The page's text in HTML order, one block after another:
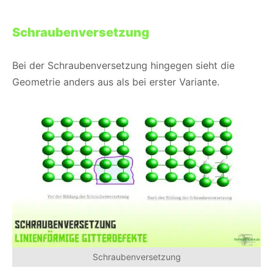
Schraubenversetzung
Bei der Schraubenversetzung hingegen sieht die
Geometrie anders aus als bei erster Variante.
Schraubenversetzung